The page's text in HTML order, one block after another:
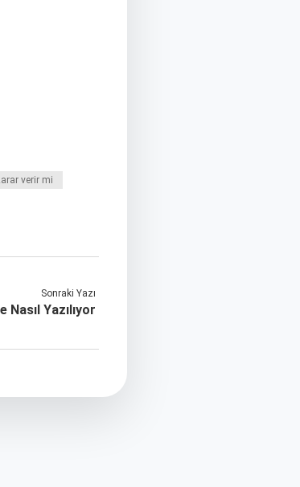
verir mi
Sonraki Yazı
Yazılıyor